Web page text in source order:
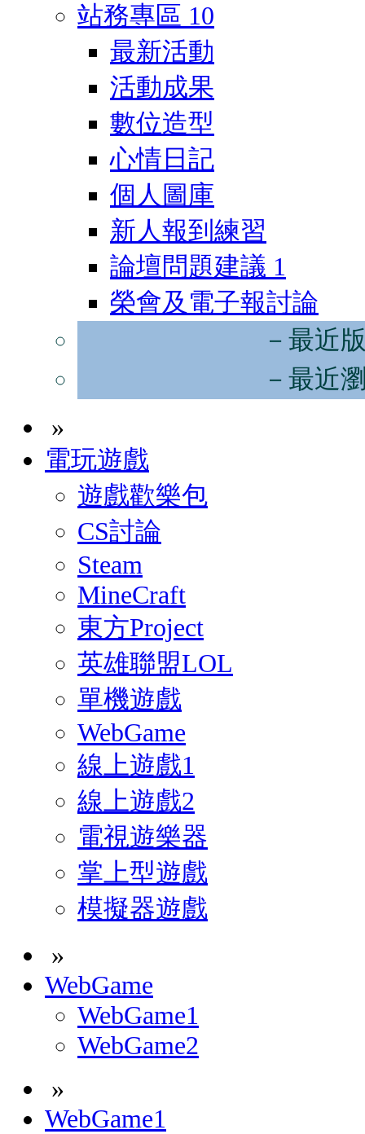
站務專區 10
最新活動
活動成果
數位造型
心情日記
個人圖庫
新人報到練習
論壇問題建議 1
榮會及電子報討論
－最近
－最近
»
電玩遊戲
遊戲歡樂包
CS討論
Steam
MineCraft
東方Project
英雄聯盟LOL
單機遊戲
WebGame
線上遊戲1
線上遊戲2
電視遊樂器
掌上型遊戲
模擬器遊戲
»
WebGame
WebGame1
WebGame2
»
WebGame1